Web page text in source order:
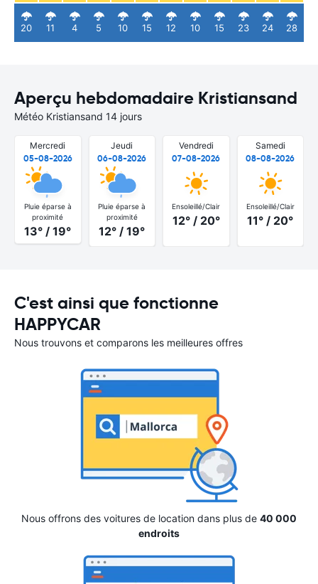
20 11 4 5 10 15 12 10 15 23 24 28
Aperçu hebdomadaire Kristiansand
Météo Kristiansand 14 jours
Mercredi
05-08-2026
Pluie éparse à
proximité
13° / 19°
Jeudi
06-08-2026
Pluie éparse à
proximité
12° / 19°
Vendredi
07-08-2026
Ensoleillé/Clair
12° / 20°
Samedi
08-08-2026
Ensoleillé/Clair
11° / 20°
C'est ainsi que fonctionne
HAPPYCAR
Nous trouvons et comparons les meilleures offres
Nous offrons des voitures de location dans plus de 40 000
endroits